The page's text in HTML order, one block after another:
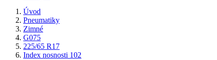
Úvod
Pneumatiky
Zimné
G075
225/65 R17
Index nosnosti 102